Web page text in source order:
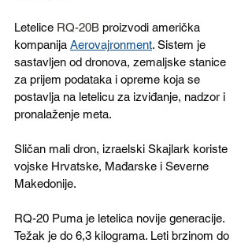
Letelice RQ-20B proizvodi američka
kompanija Aerovajronment. Sistem je
sastavljen od dronova, zemaljske stanice
za prijem podataka i opreme koja se
postavlja na letelicu za izviđanje, nadzor i
pronalaženje meta.
Sličan mali dron, izraelski Skajlark koriste
vojske Hrvatske, Mađarske i Severne
Makedonije.
RQ-20 Puma je letelica novije generacije.
Težak je do 6,3 kilograma. Leti brzinom do